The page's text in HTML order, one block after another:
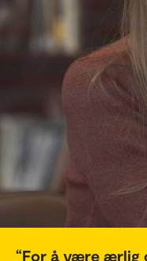
For å være ærlig